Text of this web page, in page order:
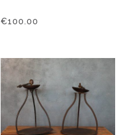
€100.00